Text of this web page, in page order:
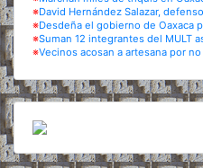
※David Hernández Salazar,
※Desdeña el gobierno de Oaxaca
※Suman 12 integrantes del MULT
※Vecinos acosan a artesana por